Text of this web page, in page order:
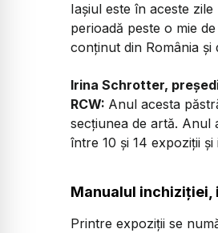
Iașiul este în aceste
perioadă peste o mie
conținut din România și
Irina Schrotter,
RCW: Anul acesta
secțiunea de artă. Anul
între 10 și 14 expoziții
Manualul inchiziției,
Printre expoziții se